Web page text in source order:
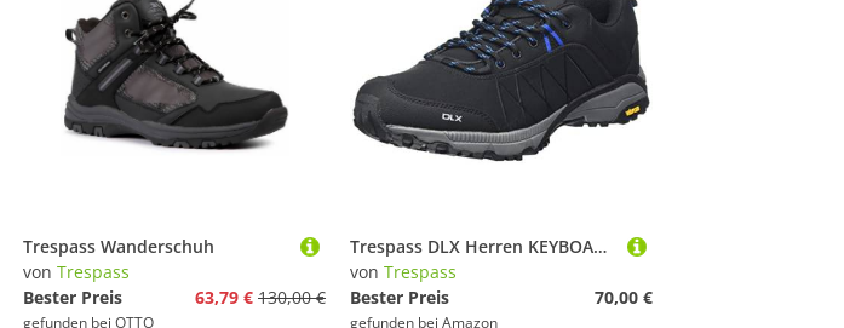
Trespass Wanderschuh
von Trespass
Bester Preis
63,79 € 130,00 €
gefunden bei OTTO
Trespass DLX Herren KEYBOARDII Trekking- & Wanderhalbschuhe, Schwarz (Black Blk), 42 EU
von Trespass
Bester Preis
70,00 €
gefunden bei Amazon